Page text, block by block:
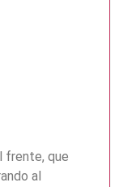
frente, que
al